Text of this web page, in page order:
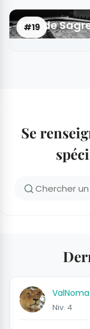
#19
Fort de
Se
Niv. 4